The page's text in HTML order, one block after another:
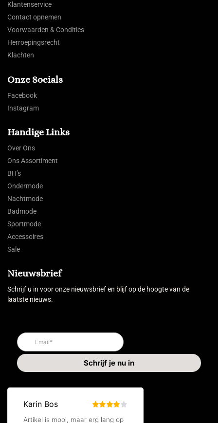
Klantenservice
Contact opnemen
Voorwaarden & Condities
Herroepingsrecht
Klachten
Onze Socials
Facebook
Instagram
Handige Links
Over Ons
Ons Assortiment
BH’s
Ondermode
Nachtmode
Badmode
Sportmode
Accessoires
Sale
Nieuwsbrief
Schrijf u in voor onze nieuwsbrief en blijf op de hoogte van de
laatste nieuws.